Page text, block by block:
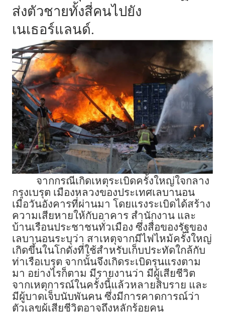
ส่งตัวชายทั้งสี่คนไปยัง
เนเธอร์แลนด์.
จากกรณีเกิดเหตุระเบิดครั้งใหญ่ใจกลาง
กรุงเบรุต เมืองหลวงของประเทศเลบานอน
เมื่อวันอังคารที่ผ่านมา โดยแรงระเบิดได้สร้าง
ความเสียหายให้กับอาคาร สำนักงาน และ
บ้านเรือนประชาชนทั่วเมือง ซึ่งสื่อของรัฐของ
เลบานอนระบุว่า สาเหตุจากมีไฟไหม้ครั้งใหญ่
เกิดขึ้นในโกดังที่ใช้สำหรับเก็บประทัดใกล้กับ
ท่าเรือเบรุต จากนั้นจึงเกิดระเบิดรุนแรงตาม
มา อย่างไรก็ตาม มีรายงานว่า มีผู้เสียชีวิต
จากเหตุการณ์ในครั้งนี้แล้วหลายสิบราย และ
มีผู้บาดเจ็บนับพันคน ซึ่งมีการคาดการณ์ว่า
ตัวเลขผู้เสียชีวิตอาจถึงหลักร้อยคน